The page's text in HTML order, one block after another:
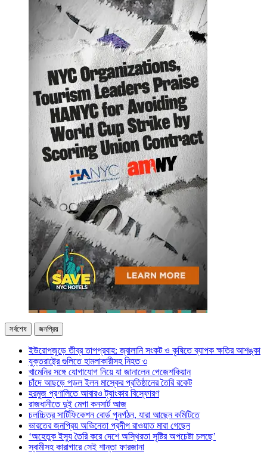
সর্বশেষ জনপ্রিয়
ইউরোপজুড়ে তীব্র তাপপ্রবাহ: জ্বালানি সংকট ও কৃষিতে ব্যাপক ক্ষতির আশঙ্কা
যুক্তরাষ্ট্রে গুলিতে হামলাকারীসহ নিহত ৩
খামেনির সঙ্গে যোগাযোগ নিয়ে যা জানালেন পেজেশকিয়ান
চাঁদে আছড়ে পড়ল ইলন মাস্কের প্রতিষ্ঠানের তৈরি রকেট
হরমুজ প্রণালিতে আবারও ট্যাংকার বিস্ফোরণ
রাজধানীতে দুই মেগা কনসার্ট আজ
চলচ্চিত্র সার্টিফিকেশন বোর্ড পুনর্গঠন, যারা আছেন কমিটিতে
ভারতের জনপ্রিয় অভিনেতা প্রদীপ রাওয়াত মারা গেছেন
‘অহেতুক ইস্যু তৈরি করে দেশে অস্থিরতা সৃষ্টির অপচেষ্টা চলছে’
স্বামীসহ কারাগারে সেই শান্তা ফারজানা